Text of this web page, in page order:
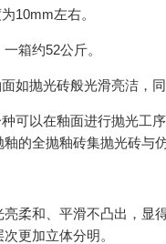
10mm左右。
箱约52公斤。
如抛光砖般光滑亮洁，
可以在釉面进行抛光工
的全抛釉砖集抛光砖与
亮柔和、平滑不凸出，显
更加立体分明。